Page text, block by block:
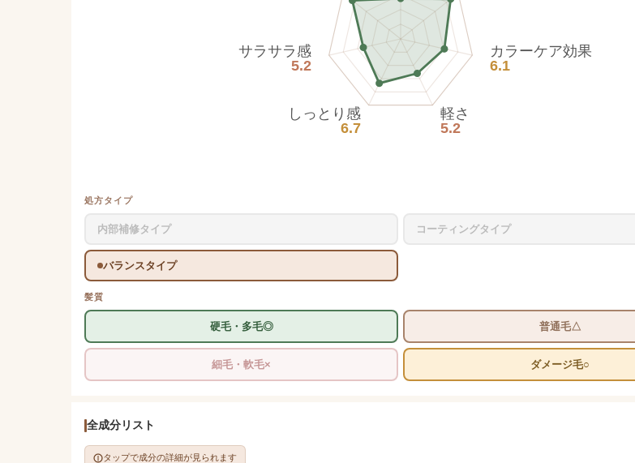
カラーケア効果
6.1
軽さ
5.2
しっとり感
6.7
サラサラ感
5.2
処方タイプ
内部補修タイプ コーティングタイプ
バランスタイプ
髪質
硬毛・多毛◎ 普通毛△
細毛・軟毛× ダメージ毛○
全成分リスト
タップで成分の詳細が見られます